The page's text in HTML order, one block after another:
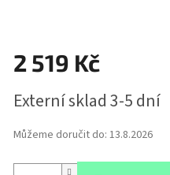
2 519 Kč
cena:
Externí sklad 3-5 dní
Můžeme doručit do: 13.8.2026